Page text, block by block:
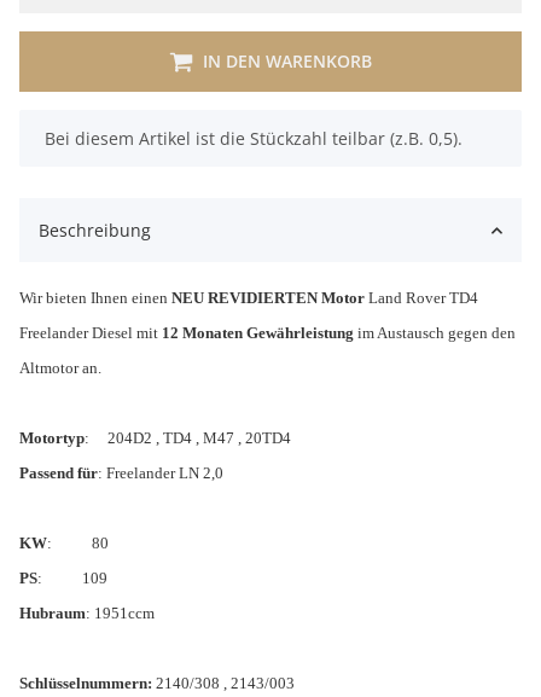
IN DEN WARENKORB
x
Bei diesem Artikel ist die Stückzahl teilbar (z.B. 0,5).
Beschreibung
Wir bieten Ihnen einen NEU REVIDIERTEN Motor Land Rover TD4
Freelander Diesel mit 12 Monaten Gewährleistung im Austausch gegen den
Altmotor an.
Motortyp: 204D2 , TD4 , M47 , 20TD4
Passend für: Freelander LN 2,0
KW:
80
PS:
109
Hubraum: 1951ccm
Schlüsselnummern: 2140/308 , 2143/003